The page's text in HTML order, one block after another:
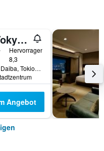
Hilton Tokyo Odaiba
Hervorragend
8,3
1 Chome-9-1 Daiba, Tokio, Japan
Angebot